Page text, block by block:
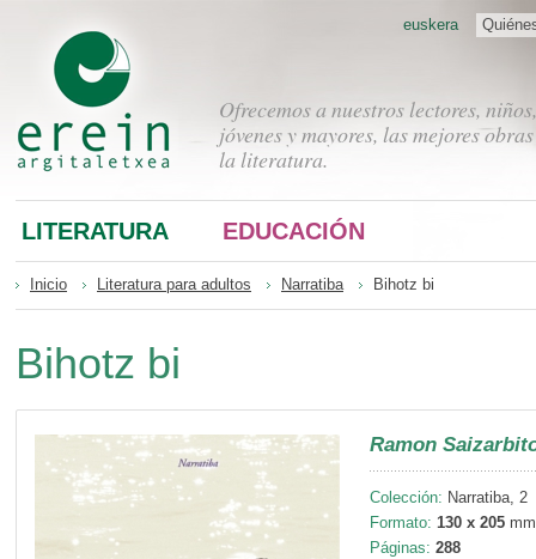
Ofrecemos a nuestros lectores, niños,
jóvenes y mayores, las mejores
la literatura.
euskera
LITERATURA EDUCACIÓN
Inicio Literatura para adultos Narratiba Bihotz bi
Bihotz bi
Ramon
Colección: Narratiba, 2
Formato: 130 x 205 mm
Páginas: 288